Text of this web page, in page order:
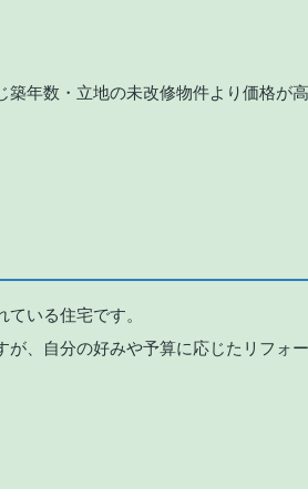
築年数・立地の未改修物件より価格が高
いる住宅です。
、自分の好みや予算に応じたリフォー